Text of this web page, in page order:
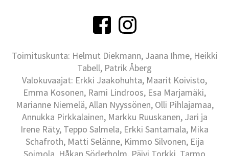
Toimituskunta: Helmut Diekmann, Jaana Ihme, Heikki
Tabell, Patrik Åberg
Valokuvaajat: Erkki Jaakohuhta, Maarit Koivisto,
Emma Kosonen, Rami Lindroos, Esa Marjamäki,
Marianne Niemelä, Allan Nyyssönen, Olli Pihlajamaa,
Annukka Pirkkalainen, Markku Ruuskanen, Jari ja
Irene Räty, Teppo Salmela, Erkki Santamala, Mika
Schafroth, Matti Selänne, Kimmo Silvonen, Eija